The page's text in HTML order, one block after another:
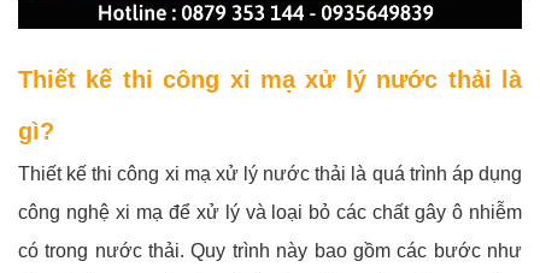
Thiết kế thi công xi mạ xử lý nước thải là
gì?
Thiết kế thi công xi mạ xử lý nước thải là quá trình áp dụng
công nghệ xi mạ để xử lý và loại bỏ các chất gây ô nhiễm
có trong nước thải. Quy trình này bao gồm các bước như